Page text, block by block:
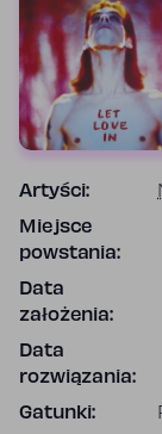
Artyści:
Miejsce
powstania:
Data
założenia:
Data
rozwiązania:
Gatunki: